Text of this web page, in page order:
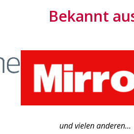
Bekannt
und vielen anderen…